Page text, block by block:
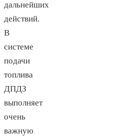
дальнейших
действий.
В
системе
подачи
топлива
ДПДЗ
выполняет
очень
важную